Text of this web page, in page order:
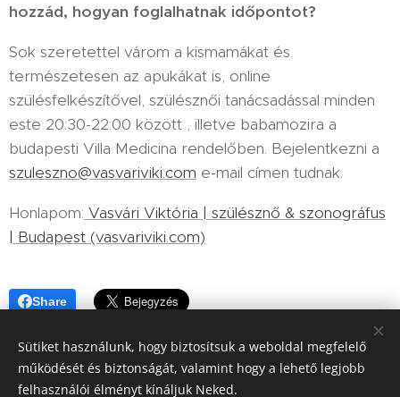
hozzád, hogyan foglalhatnak időpontot?
Sok szeretettel várom a kismamákat és
természetesen az apukákat is, online
szülésfelkészítővel, szülésznői tanácsadással minden
este 20:30-22:00 között , illetve babamozira a
budapesti Villa Medicina rendelőben. Bejelentkezni a
szuleszno@vasvariviki.com e-mail címen tudnak.
Honlapom: Vasvári Viktória | szülésznő & szonográfus
| Budapest (vasvariviki.com)
Share
Sütiket használunk, hogy biztosítsuk a weboldal megfelelő
működését és biztonságát, valamint hogy a lehető legjobb
felhasználói élményt kínáljuk Neked.